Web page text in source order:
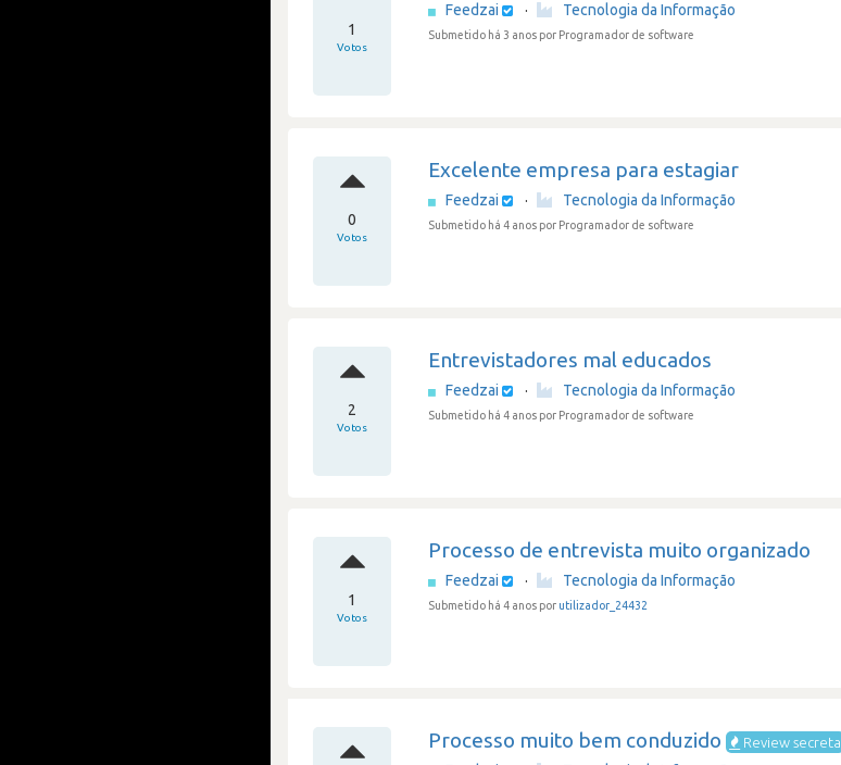
1
Votos
Feedzai · Tecnologia da Informação
Submetido há 3 anos por Programador de software
0
Votos
Excelente empresa para estagiar
Feedzai · Tecnologia da Informação
Submetido há 4 anos por Programador de software
2
Votos
Entrevistadores mal educados
Feedzai · Tecnologia da Informação
Submetido há 4 anos por Programador de software
1
Votos
Processo de entrevista muito organizado
Feedzai · Tecnologia da Informação
Submetido há 4 anos por utilizador_24432
Processo muito bem conduzido Review secreta